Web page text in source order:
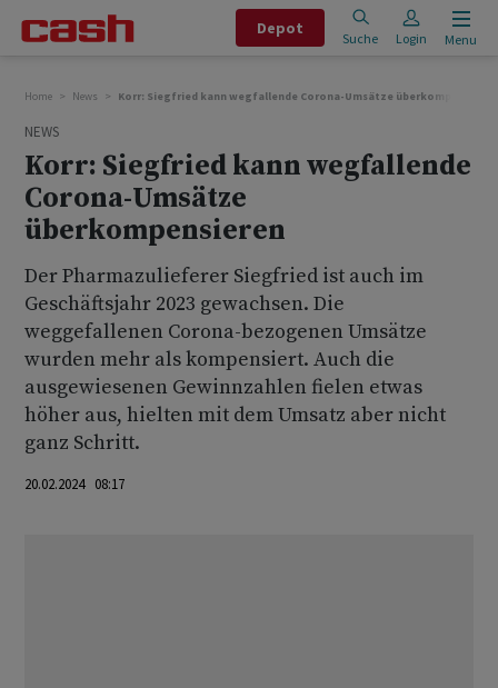
Depot
Suche Login Menu
Home News Korr: Siegfried kann wegfallende Corona-Umsätze überkompensieren
NEWS
Korr: Siegfried kann wegfallende
Corona-Umsätze
überkompensieren
Der Pharmazulieferer Siegfried ist auch im
Geschäftsjahr 2023 gewachsen. Die
weggefallenen Corona-bezogenen Umsätze
wurden mehr als kompensiert. Auch die
ausgewiesenen Gewinnzahlen fielen etwas
höher aus, hielten mit dem Umsatz aber nicht
ganz Schritt.
20.02.2024 08:17